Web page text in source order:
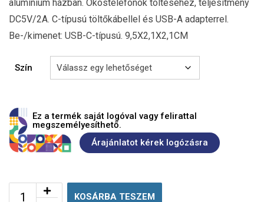
alumínium házban. Okostelefonok töltéséhez, teljesítmény
DC5V/2A. C-típusú töltőkábellel és USB-A adapterrel.
Be-/kimenet: USB-C-típusú. 9,5X2,1X2,1CM
Szín
Ez a termék saját logóval vagy felirattal
megszemélyesíthető.
Árajánlatot kérek logózásra
KOSÁRBA TESZEM